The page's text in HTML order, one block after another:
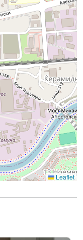
Leaflet